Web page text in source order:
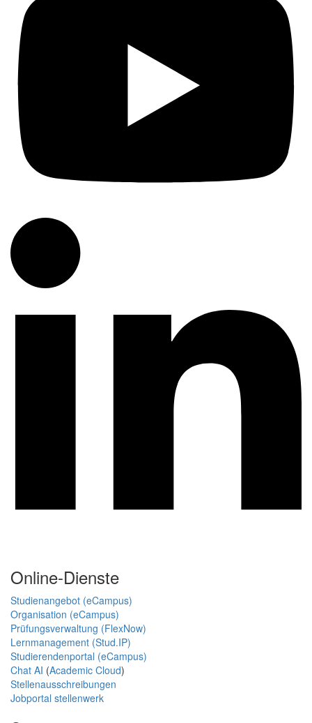
Online-Dienste
Studienangebot (eCampus)
Organisation (eCampus)
Prüfungsverwaltung (FlexNow)
Lernmanagement (Stud.IP)
Studierendenportal (eCampus)
Chat AI (Academic Cloud)
Stellenausschreibungen
Jobportal stellenwerk